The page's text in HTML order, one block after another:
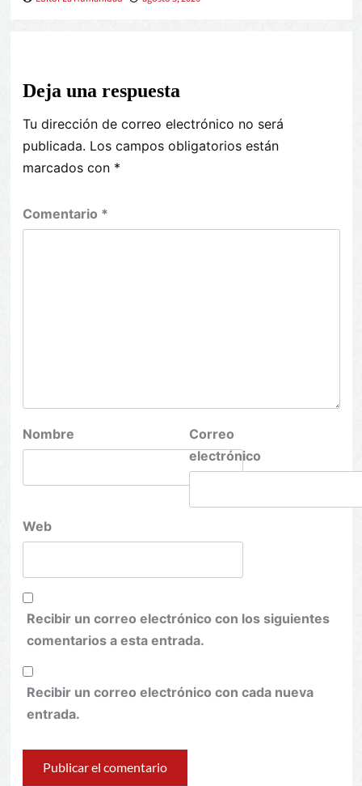
Deja una respuesta
Tu dirección de correo electrónico no será
publicada. Los campos obligatorios están
marcados con *
Comentario *
Nombre
Correo
electrónico
Web
Recibir un correo electrónico con los siguientes
comentarios a esta entrada.
Recibir un correo electrónico con cada nueva
entrada.